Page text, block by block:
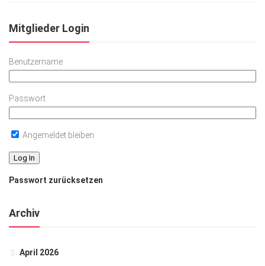
Mitglieder Login
Benutzername
Passwort
Angemeldet bleiben
Passwort zurücksetzen
Archiv
April 2026